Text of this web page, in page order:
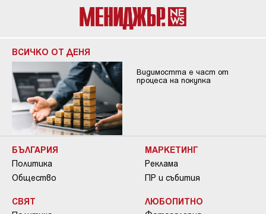
ВСИЧКО ОТ ДЕНЯ
Видимостта е част от
процеса на покупка
БЪЛГАРИЯ
Политика
Общество
СВЯТ
МАРКЕТИНГ
Реклама
ПР и събития
ЛЮБОПИТНО